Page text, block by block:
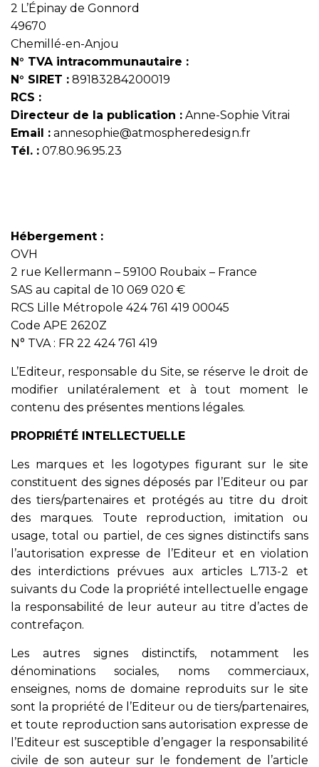
2 L’Épinay de Gonnord
49670
Chemillé-en-Anjou
N° TVA intracommunautaire :
N° SIRET : 89183284200019
RCS :
Directeur de la publication : Anne-Sophie Vitrai
Email : annesophie@atmospheredesign.fr
Tél. : 07.80.96.95.23
Hébergement :
OVH
2 rue Kellermann – 59100 Roubaix – France
SAS au capital de 10 069 020 €
RCS Lille Métropole 424 761 419 00045
Code APE 2620Z
N° TVA : FR 22 424 761 419
L’Editeur, responsable du Site, se réserve le droit de
modifier unilatéralement et à tout moment le
contenu des présentes mentions légales.
PROPRIÉTÉ INTELLECTUELLE
Les marques et les logotypes figurant sur le site
constituent des signes déposés par l’Editeur ou par
des tiers/partenaires et protégés au titre du droit
des marques. Toute reproduction, imitation ou
usage, total ou partiel, de ces signes distinctifs sans
l’autorisation expresse de l’Editeur et en violation
des interdictions prévues aux articles L.713-2 et
suivants du Code la propriété intellectuelle engage
la responsabilité de leur auteur au titre d’actes de
contrefaçon.
Les autres signes distinctifs, notamment les
dénominations sociales, noms commerciaux,
enseignes, noms de domaine reproduits sur le site
sont la propriété de l’Editeur ou de tiers/partenaires,
et toute reproduction sans autorisation expresse de
l’Editeur est susceptible d’engager la responsabilité
civile de son auteur sur le fondement de l’article